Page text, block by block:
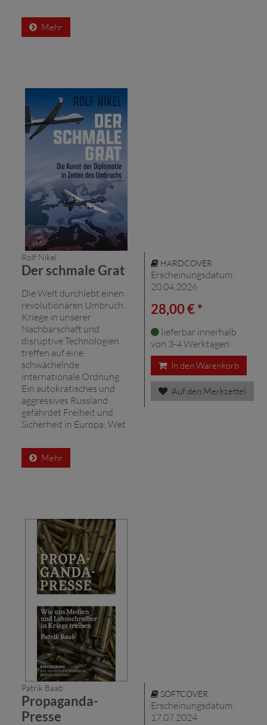
Mehr
Rolf Nikel
Der schmale Grat
Die Welt durchlebt einen
revolutionären Umbruch.
Kriege in unserer
Nachbarschaft und
disruptive Technologien
treffen auf eine
schwächelnde
internationale Ordnung.
Ein autokratisches und
aggressives Russland
gefährdet Freiheit und
Sicherheit in Europa; Wet
Mehr
HARDCOVER
Erscheinungsdatum:
20.04.2026
28,00 € *
lieferbar innerhalb
von 3-4 Werktagen
In den Warenkorb
Auf den Merkzettel
Patrik Baab
Propaganda-
Presse
SOFTCOVER
Erscheinungsdatum:
17.07.2024